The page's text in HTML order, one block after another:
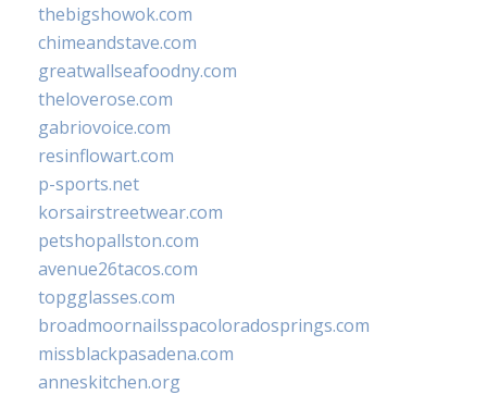
thebigshowok.com
chimeandstave.com
greatwallseafoodny.com
theloverose.com
gabriovoice.com
resinflowart.com
p-sports.net
korsairstreetwear.com
petshopallston.com
avenue26tacos.com
topgglasses.com
broadmoornailsspacoloradosprings.com
missblackpasadena.com
anneskitchen.org